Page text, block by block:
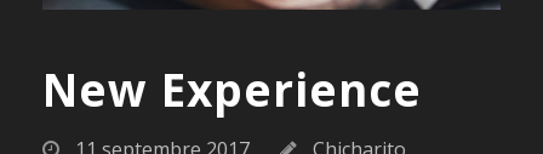
New Experience